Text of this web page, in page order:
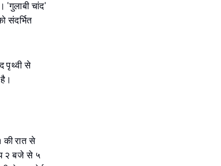
'गुलाबी चांद'
संदर्भित
पृथ्वी से
की रात से
२ बजे से ५